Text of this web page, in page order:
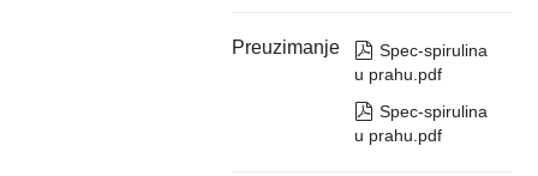
Preuzimanje  Spec-spirulina
u prahu.pdf
 Spec-spirulina
u prahu.pdf